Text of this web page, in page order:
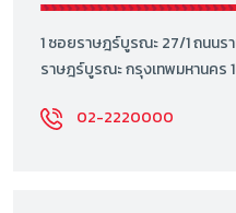
1 ซอยราษฎร์บูรณะ 27/1 ถนน
ราษฎร์บูรณะ กรุงเทพมหานคร
02-2220000